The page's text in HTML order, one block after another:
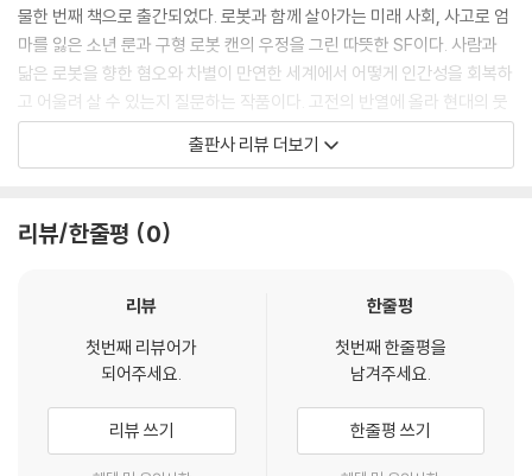
물한 번째 책으로 출간되었다. 로봇과 함께 살아가는 미래 사회, 사고로 엄
마를 잃은 소년 룬과 구형 로봇 캔의 우정을 그린 따뜻한 SF이다. 사람과
닮은 로봇을 향한 혐오와 차별이 만연한 세계에서 어떻게 인간성을 회복하
고 어울려 살 수 있는지 질문하는 작품이다. 고전의 반열에 올라 현대의 뭇
예술가들에게 영감을 전해 주는 SF 작가 아이작 아시모프의 단편소설 「아
이, 로봇」의 로봇을 떠올리게 하는 구형 로봇 ‘캔’의 캐릭터가 특히 이채롭
의 산뜻하고 세련된 그림체가 소설과 어우러지며 작품의 개성을 드높여 준
피부로 와닿는 미래의 모습
소년 ‘룬’은 병원 수술실에서 눈을 뜬다. 아무도, 아무 말도 해 주지 않았지
만 엄마가 세상을 떠났다는 걸 눈치챈다. 어떻게 된 일일까? 자동차에는 룬
출판사 리뷰 더보기
리뷰/한줄평 0
리뷰
첫번째 리뷰어가
되어주세요.
리뷰 쓰기
한줄평
첫번째 한줄평을
남겨주세요.
한줄평 쓰기